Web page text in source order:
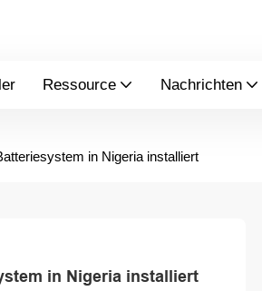
Ressource Nachrichten
in Nigeria installiert
in Nigeria installiert